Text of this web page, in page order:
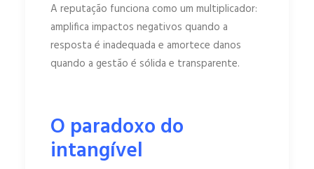
A reputação funciona como um multiplicador:
amplifica impactos negativos quando a
resposta é inadequada e amortece danos
quando a gestão é sólida e transparente.
O paradoxo do
intangível